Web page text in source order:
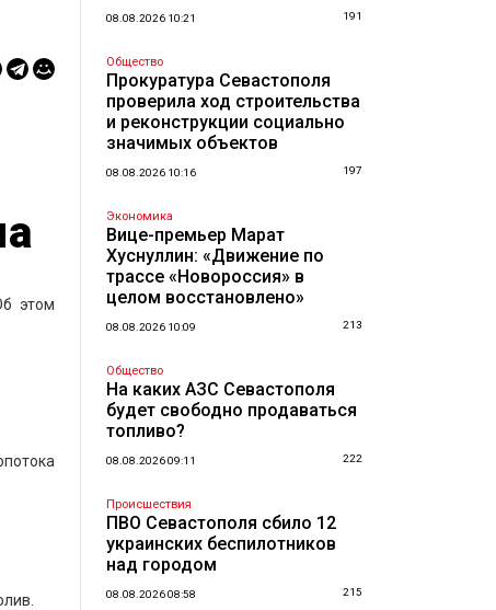
этом
08.08.2026 10:21 191
Общество
Прокуратура Севастополя
проверила ход строительства
и реконструкции социально
значимых объектов
08.08.2026 10:16 197
Экономика
Вице-премьер Марат
Хуснуллин: «Движение по
трассе «Новороссия» в
целом восстановлено»
08.08.2026 10:09 213
Общество
На каких АЗС Севастополя
будет свободно продаваться
топливо?
08.08.2026 09:11 222
Происшествия
ПВО Севастополя сбило 12
украинских беспилотников
над городом
08.08.2026 08:58 215